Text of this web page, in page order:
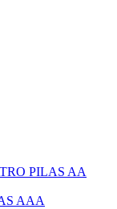
PILAS AA
AAA